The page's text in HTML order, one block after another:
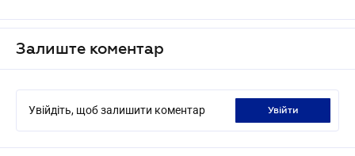
Залиште коментар
Увійдіть, щоб залишити коментар увійти